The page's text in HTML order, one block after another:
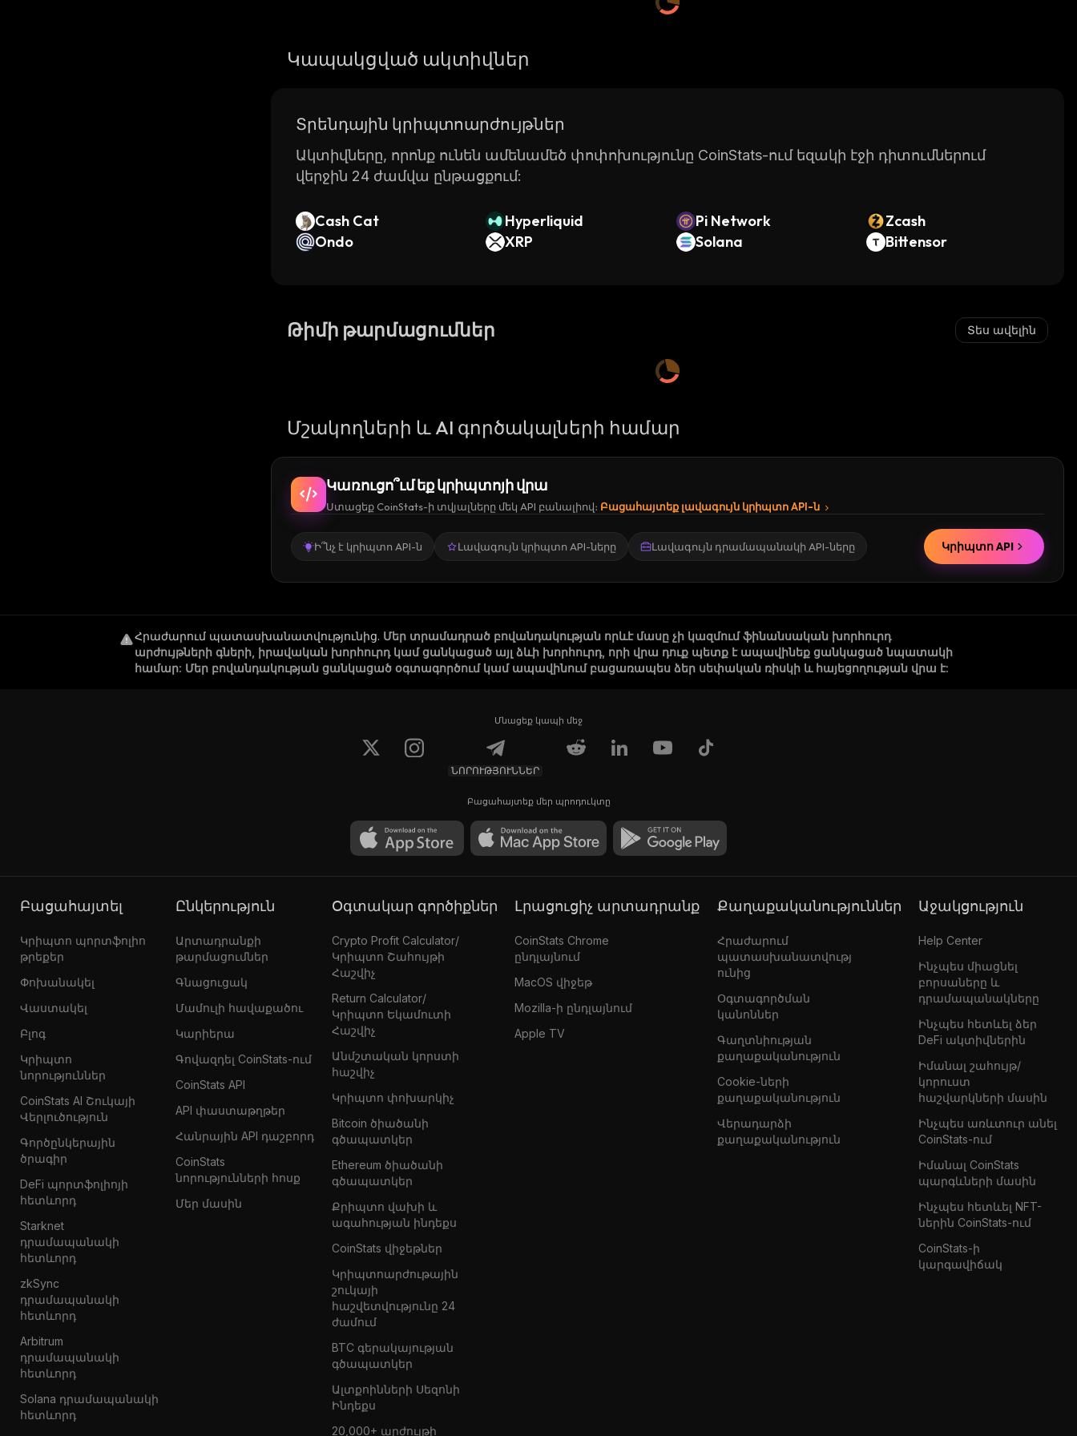
Կապակցված ակտիվներ
Տրենդային կրիպտոարժույթներ
Ակտիվները, որոնք ունեն ամենամեծ փոփոխությունը CoinStats-ում եզակի էջի դիտումներում
վերջին 24 ժամվա ընթացքում:
Cash Cat Hyperliquid Pi Network
Zcash
Ondo
XRP Solana Bittensor
Թիմի թարմացումներ Տես ավելին
Մշակողների և AI գործակալների համար
Կառուցո՞ւմ եք կրիպտոյի վրա
Ստացեք CoinStats-ի տվյալները մեկ API բանալիով։ Բացահայտեք լավագույն կրիպտո API-ն
Ի՞նչ է կրիպտո API-ն Լավագույն կրիպտո API-ները Լավագույն դրամապանակի API-ները Կրիպտո API
Հրաժարում պատասխանատվությունից. Մեր տրամադրած բովանդակության որևէ մասը չի կազմում ֆինանսական խորհուրդ
արժույթների գների, իրավական խորհուրդ կամ ցանկացած այլ ձևի խորհուրդ, որի վրա դուք պետք է ապավինեք ցանկացած նպատակի
համար: Մեր բովանդակության ցանկացած օգտագործում կամ ապավինում բացառապես ձեր սեփական ռիսկի և հայեցողության վրա է:
Մնացեք կապի մեջ
ՆՈՐՈՒԹՅՈՒՆՆԵՐ
Բացահայտեք մեր պրոդուկտը
Բացահայտել
Կրիպտո պորտֆոլիո
թրեքեր
Փոխանակել
Վաստակել
Բլոգ
Կրիպտո
նորություններ
CoinStats AI Շուկայի
Վերլուծություն
Գործընկերային
ծրագիր
DeFi պորտֆոլիոյի
հետևորդ
Starknet
դրամապանակի
հետևորդ
zkSync
դրամապանակի
հետևորդ
Arbitrum
դրամապանակի
հետևորդ
Solana դրամապանակի
հետևորդ
Ընկերություն
Արտադրանքի
թարմացումներ
Գնացուցակ
Մամուլի հավաքածու
Կարիերա
Գովազդել CoinStats-ում
CoinStats API
API փաստաթղթեր
Հանրային API դաշբորդ
CoinStats
նորությունների հոսք
Մեր մասին
Օգտակար գործիքներ
Crypto Profit Calculator/
Կրիպտո Շահույթի
Հաշվիչ
Return Calculator/
Կրիպտո Եկամուտի
Հաշվիչ
Անմշտական կորստի
հաշվիչ
Կրիպտո փոխարկիչ
Bitcoin ծիածանի
գծապատկեր
Ethereum ծիածանի
գծապատկեր
Քրիպտո վախի և
ագահության ինդեքս
CoinStats վիջեթներ
Կրիպտոարժութային
շուկայի
հաշվետվությունը 24
ժամում
BTC գերակայության
գծապատկեր
Ալտքոինների Սեզոնի
Ինդեքս
20,000+ արժույթի
Լրացուցիչ արտադրանք
CoinStats Chrome
ընդլայնում
MacOS վիջեթ
Mozilla-ի ընդլայնում
Apple TV
Քաղաքականություններ
Հրաժարում
պատասխանատվությ
ունից
Օգտագործման
կանոններ
Գաղտնիության
քաղաքականություն
Cookie-ների
քաղաքականություն
Վերադարձի
քաղաքականություն
Աջակցություն
Help Center
Ինչպես միացնել
բորսաները և
դրամապանակները
Ինչպես հետևել ձեր
DeFi ակտիվներին
Իմանալ շահույթ/
կորուստ
հաշվարկների մասին
Ինչպես առևտուր անել
CoinStats-ում
Իմանալ CoinStats
պարգևների մասին
Ինչպես հետևել NFT-
ներին CoinStats-ում
CoinStats-ի
կարգավիճակ